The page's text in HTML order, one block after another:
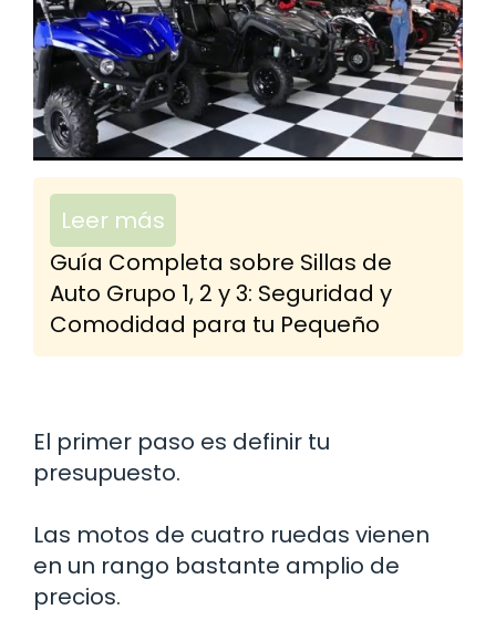
Leer más
Guía Completa sobre Sillas de
Auto Grupo 1, 2 y 3: Seguridad y
Comodidad para tu Pequeño
El primer paso es definir tu
presupuesto.
Las motos de cuatro ruedas vienen
en un rango bastante amplio de
precios.